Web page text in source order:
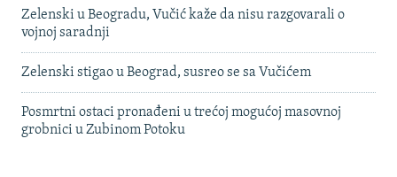
Zelenski u Beogradu, Vučić kaže da nisu razgovarali o
vojnoj saradnji
Zelenski stigao u Beograd, susreo se sa Vučićem
Posmrtni ostaci pronađeni u trećoj mogućoj masovnoj
grobnici u Zubinom Potoku